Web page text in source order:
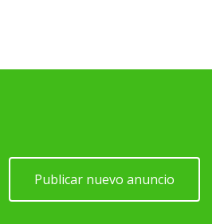
Publicar nuevo anuncio